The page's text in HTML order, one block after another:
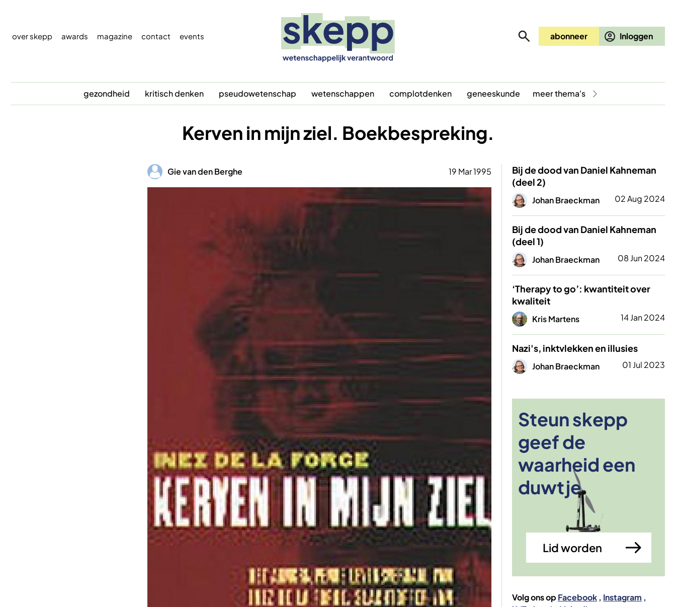
over skepp awards magazine contact events abonneer
gezondheid kritisch denken pseudowetenschap wetenschappen complotdenken geneeskunde meer thema's
Kerven in mijn ziel. Boekbespreking.
Afbeelding
Gie van den Berghe 19 Mar 1995
Bij de dood van Daniel Kahneman
(deel 2)
AfbeeldingJohan Braeckman 02 Aug 2024
Bij de dood van Daniel Kahneman
(deel 1)
AfbeeldingJohan Braeckman 08 Jun 2024
‘Therapy to go’: kwantiteit over
kwaliteit
AfbeeldingKris Martens 14 Jan 2024
Nazi's, inktvlekken en illusies
AfbeeldingJohan Braeckman 01 Jul 2023
Steun skepp
geef de
waarheid een
duwtje
Lid worden
Afbeelding
Volg ons op Facebook
Instagram